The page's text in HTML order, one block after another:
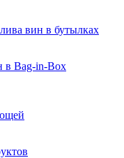
вин в бутылках
в Bag-in-Box